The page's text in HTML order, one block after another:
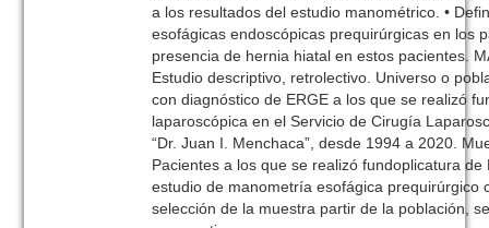
a los resultados del estudio manométrico. •
esofágicas endoscópicas prequirúrgicas en los
presencia de hernia hiatal en estos pacientes.
Estudio descriptivo, retrolectivo. Universo o
con diagnóstico de ERGE a los que se realizó
laparoscópica en el Servicio de Cirugía
“Dr. Juan I. Menchaca”, desde 1994 a 2020.
Pacientes a los que se realizó fundoplicatura
estudio de manometría esofágica prequirúrgico
selección de la muestra partir de la población,